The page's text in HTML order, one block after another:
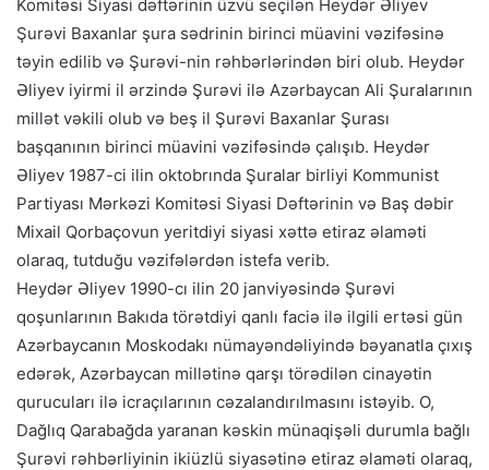
Komitəsi Siyasi dəftərinin üzvü seçilən Heydər Əliyev
Şurəvi Baxanlar şura sədrinin birinci müavini vəzifəsinə
təyin edilib və Şurəvi-nin rəhbərlərindən biri olub. Heydər
Əliyev iyirmi il ərzində Şurəvi ilə Azərbaycan Ali Şuralarının
millət vəkili olub və beş il Şurəvi Baxanlar Şurası
başqanının birinci müavini vəzifəsində çalışıb. Heydər
Əliyev 1987-ci ilin oktobrında Şuralar birliyi Kommunist
Partiyası Mərkəzi Komitəsi Siyasi Dəftərinin və Baş dəbir
Mixail Qorbaçovun yeritdiyi siyasi xəttə etiraz əlaməti
olaraq, tutduğu vəzifələrdən istefa verib.
Heydər Əliyev 1990-cı ilin 20 janviyəsində Şurəvi
qoşunlarının Bakıda törətdiyi qanlı faciə ilə ilgili ertəsi gün
Azərbaycanın Moskodakı nümayəndəliyində bəyanatla çıxış
edərək, Azərbaycan millətinə qarşı törədilən cinayətin
qurucuları ilə icraçılarının cəzalandırılmasını istəyib. O,
Dağlıq Qarabağda yaranan kəskin münaqişəli durumla bağlı
Şurəvi rəhbərliyinin ikiüzlü siyasətinə etiraz əlaməti olaraq,